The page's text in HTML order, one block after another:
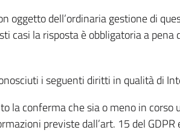
oggetto dell’ordinaria gestione di
casi la risposta è obbligatoria a
i seguenti diritti in qualità di
la conferma che sia o meno in
previste dall’art. 15 del